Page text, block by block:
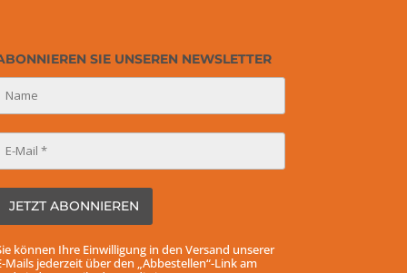
SIE UNSEREN NEWSLETTER
können Ihre Einwilligung in den Versand unserer
Mails jederzeit über den „Abbestellen“-Link am